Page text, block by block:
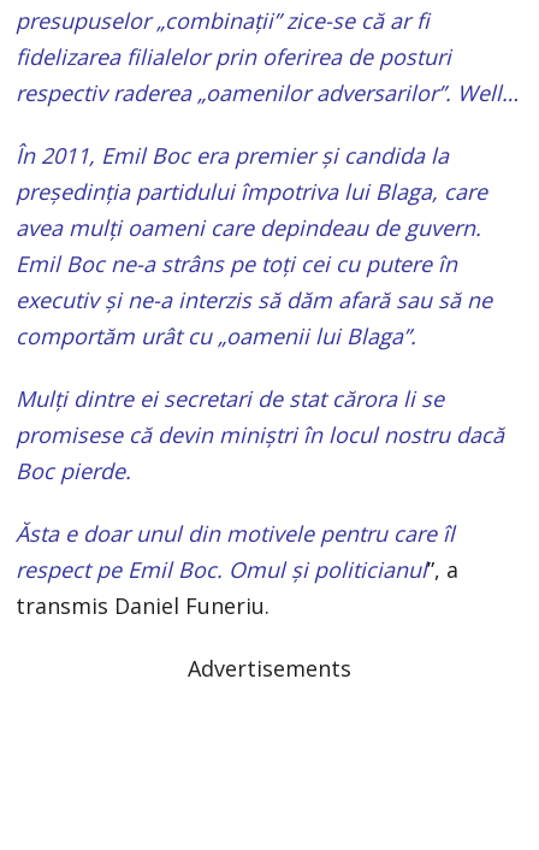
presupuselor „combinații” zice-se că ar fi
fidelizarea filialelor prin oferirea de posturi
respectiv raderea „oamenilor adversarilor”. Well…
În 2011, Emil Boc era premier şi candida la
preşedinția partidului împotriva lui Blaga, care
avea mulți oameni care depindeau de guvern.
Emil Boc ne-a strâns pe toți cei cu putere în
executiv şi ne-a interzis să dăm afară sau să ne
comportăm urât cu „oamenii lui Blaga”.
Mulți dintre ei secretari de stat cărora li se
promisese că devin miniştri în locul nostru dacă
Boc pierde.
Ăsta e doar unul din motivele pentru care îl
respect pe Emil Boc. Omul şi politicianul”, a
transmis Daniel Funeriu.
Advertisements